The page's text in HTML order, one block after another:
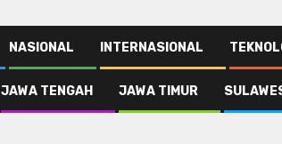
NASIONAL INTERNASIONAL
JAWA TENGAH JAWA TIMUR